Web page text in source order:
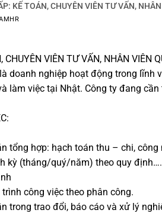
KẾ TOÁN, CHUYÊN VIÊN TƯ VẤN,
CHUYÊN VIÊN TƯ VẤN, NHÂN VIÊN
doanh nghiệp hoạt động trong
làm việc tại Nhật. Công ty đang
tổng hợp: hạch toán thu – chi, công
kỳ (tháng/quý/năm) theo quy
công việc theo phân công.
trong trao đổi, báo cáo và xử lý